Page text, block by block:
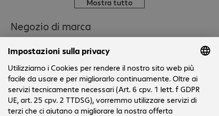
Mostra tutto
Negozio di marca